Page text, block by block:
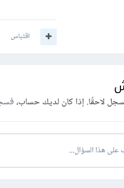
اقتباس
لاحقًا. إذا كان لديك حساب،
على هذا السؤال...